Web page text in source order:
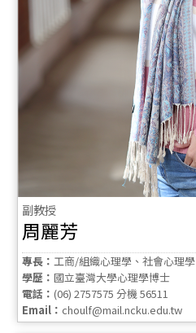
副教授
周麗芳
專長： 工商/組織心理學、社會心理學
學歷： 國立臺灣大學心理學博士
電話： (06) 2757575 分機 56511
Email： choulf@mail.ncku.edu.tw